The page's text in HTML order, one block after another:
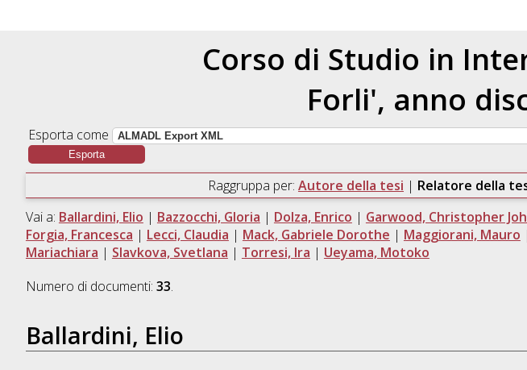
Corso di Studio in
Forli', anno
Esporta come
Raggruppa per: Autore della tesi | Relatore della
Vai a: Ballardini, Elio | Bazzocchi, Gloria | Dolza, Enrico | Garwood, Christopher
Forgia, Francesca | Lecci, Claudia | Mack, Gabriele Dorothe | Maggiorani, Mauro
Mariachiara | Slavkova, Svetlana | Torresi, Ira | Ueyama, Motoko
Numero di documenti: 33.
Ballardini, Elio